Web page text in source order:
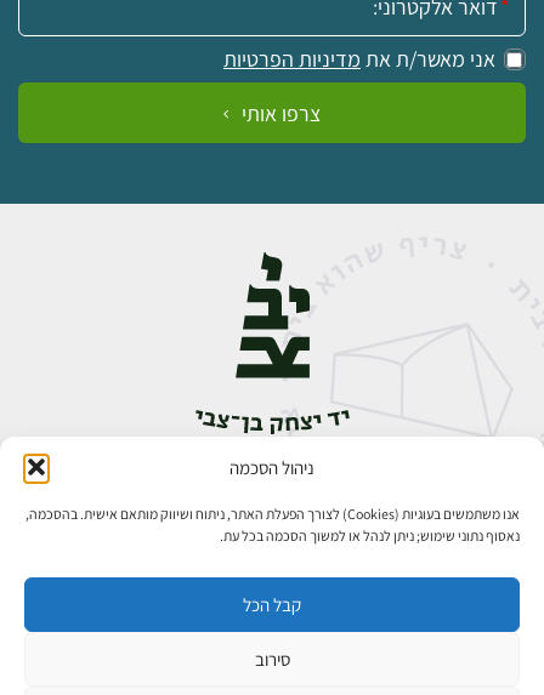
ניהול הסכמה
אנו משתמשים בעוגיות (Cookies) לצורך הפעלת האתר, ניתוח ושיווק מותאם אישית. בהסכמה,
נאסוף נתוני שימוש; ניתן לנהל או למשוך הסכמה בכל עת.
קבל הכל
סירוב
אני מאשר/ת את מדיניות הפרטיות
צרפו אותי
אבן גבירול 14, רחביה, ירושלים